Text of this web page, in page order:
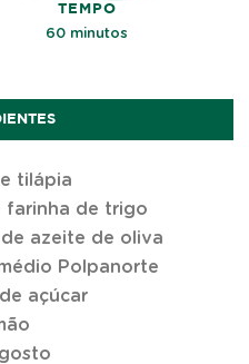
TEMPO
60 minutos
tilápia
farinha de trigo
azeite de oliva
Polpanorte
açúcar